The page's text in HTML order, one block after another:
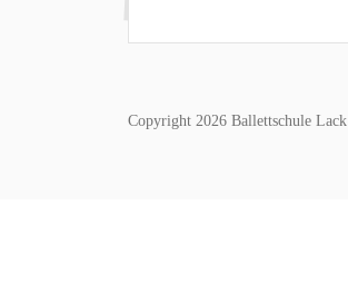
Copyright 2026 Ballettschule Lack